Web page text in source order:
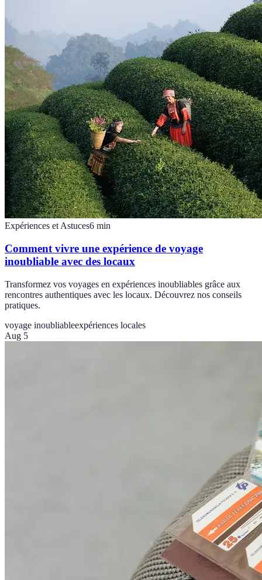
Expériences et Astuces6 min
Comment vivre une expérience de voyage
inoubliable avec des locaux
Transformez vos voyages en expériences inoubliables grâce aux
rencontres authentiques avec les locaux. Découvrez nos conseils
pratiques.
voyage inoubliableexpériences locales
Aug 5